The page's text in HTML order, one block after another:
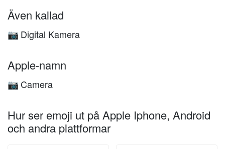
Även kallad
📷 Digital Kamera
Apple-namn
📷 Camera
Hur ser emoji ut på Apple Iphone, Android
och andra plattformar